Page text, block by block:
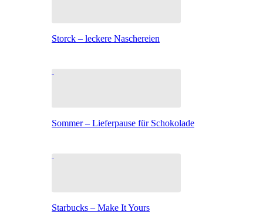
Storck – leckere Naschereien
Sommer – Lieferpause für Schokolade
Starbucks – Make It Yours